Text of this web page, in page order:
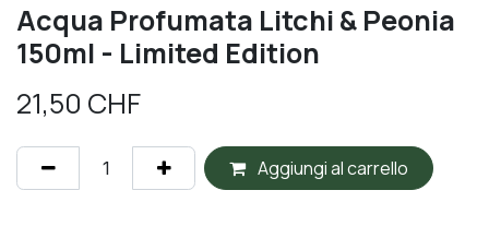
Acqua Profumata Litchi & Peonia
150ml - Limited Edition
21,50 CHF
Aggiungi al carrello